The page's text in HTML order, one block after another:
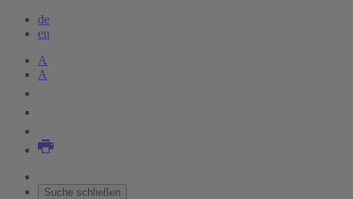
de
en
A
A
Suche schließen